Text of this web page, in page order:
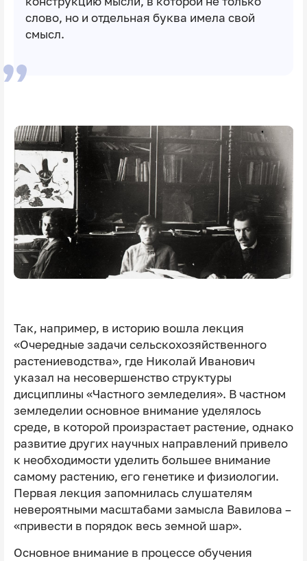
слово, но и отдельная буква имела свой
смысл.
Так, например, в историю вошла лекция
«Очередные задачи сельскохозяйственного
растениеводства», где Николай Иванович
указал на несовершенство структуры
дисциплины «Частного земледелия». В частном
земледелии основное внимание уделялось
среде, в которой произрастает растение, однако
развитие других научных направлений привело
к необходимости уделить большее внимание
самому растению, его генетике и физиологии.
Первая лекция запомнилась слушателям
невероятными масштабами замысла Вавилова –
«привести в порядок весь земной шар».
Основное внимание в процессе обучения